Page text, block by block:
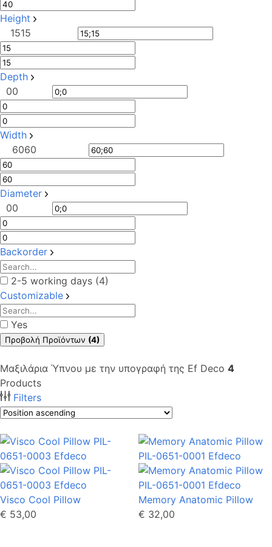
Height
1515
Depth
00
Width
6060
Diameter
00
Backorder
2-5 working days (4)
Customizable
Yes
Προβολή Προϊόντων (4)
Μαξιλάρια Ύπνου με την υπογραφή της Ef Deco 4
Products
Filters
Visco Cool Pillow
€ 53,00
Memory Anatomic Pillow
€ 32,00